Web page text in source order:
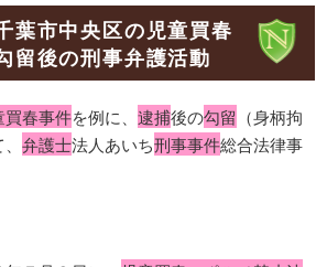
葉市中央区の児童買春
留後の刑事弁護活動
買春事件を例に、逮捕後の勾留 （身柄拘
、弁護士法人あいち刑事事件総合法律事